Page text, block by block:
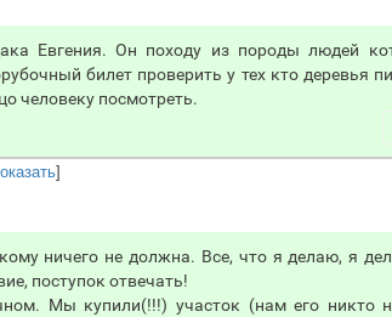
Евгения. Он походу из породы людей
билет проверить у тех кто деревья
человеку посмотреть.
]
ничего не должна. Все, что я делаю, я
поступок отвечать!
Мы купили(!!!) участок (нам его никто